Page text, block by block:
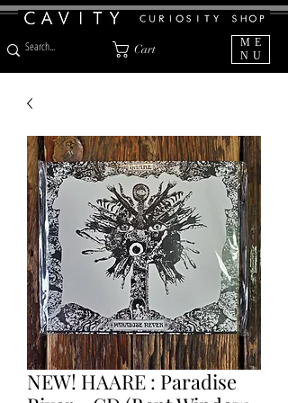
Cart
ME
NU
NEW! HAARE : Paradise